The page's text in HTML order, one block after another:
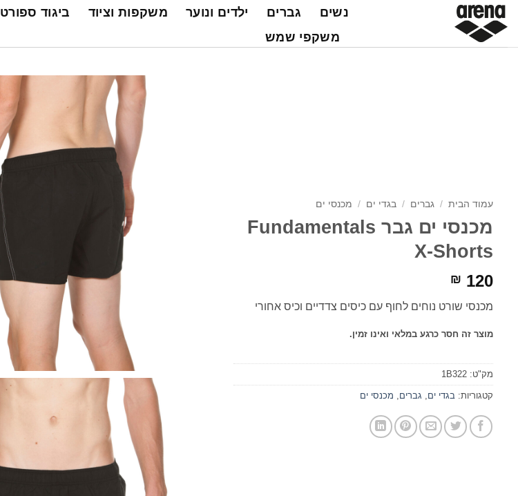
Skip
content
נשים גברים ילדים ונוער משקפות וציוד ביגוד ספורט
משקפי שמש
עמוד הבית / גברים / בגדי ים / מכנסי ים
מכנסי ים גבר Fundamentals
X-Shorts
₪ 120
מכנסי שורט נוחים לחוף עם כיסים צדדיים וכיס אחורי
מוצר זה חסר כרגע במלאי ואינו זמין.
מק"ט: 1B322
קטגוריות: בגדי ים, גברים, מכנסי ים